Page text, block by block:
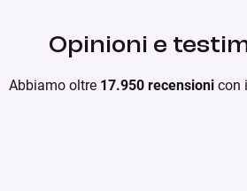
Opinioni e
Abbiamo oltre 17.950 recensionicon